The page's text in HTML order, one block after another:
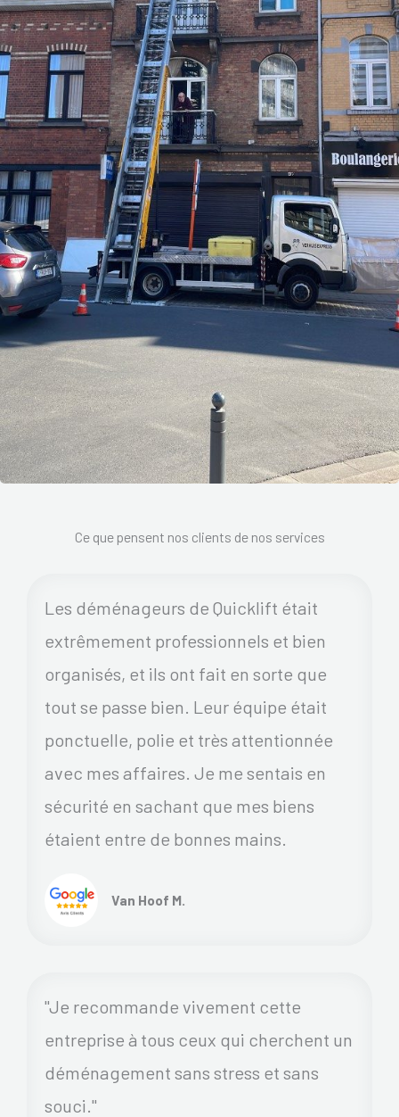
Ce que pensent nos clients de nos services
Les déménageurs de Quicklift était
extrêmement professionnels et bien
organisés, et ils ont fait en sorte que
tout se passe bien. Leur équipe était
ponctuelle, polie et très attentionnée
avec mes affaires. Je me sentais en
sécurité en sachant que mes biens
étaient entre de bonnes mains.
Van Hoof M.
"Je recommande vivement cette
entreprise à tous ceux qui cherchent un
déménagement sans stress et sans
souci."